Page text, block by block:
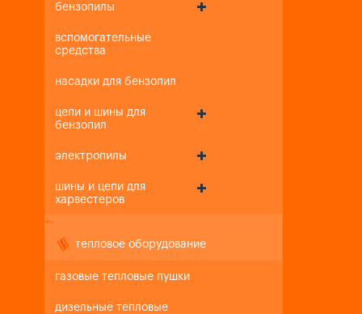
бензопилы
вспомогательные
средства
насадки для бензопил
цепи и шины для
бензопил
электропилы
шины и цепи для
харвестеров
+-
тепловое оборудование
газовые тепловые пушки
дизельные тепловые